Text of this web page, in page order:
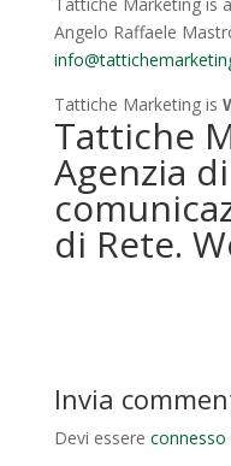
Angelo Raffaele
Tattiche Marketing is
Tattiche
Agenzia
di Rete.
Invia
Devi essere connesso